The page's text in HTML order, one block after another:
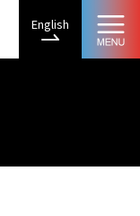
English